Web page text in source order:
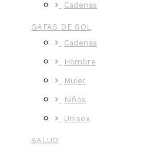
Cadenas
GAFAS DE SOL
Cadenas
Hombre
Mujer
Niños
Unisex
SALUD